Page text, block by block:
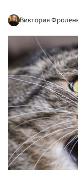
Виктория